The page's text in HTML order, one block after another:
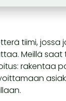
tiimi, jossa
Meillä
rakentaa